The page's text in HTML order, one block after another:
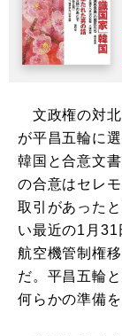
文政権の対北
が平昌五輪に
韓国と合意文
の合意はセレ
取引があった
い最近の1月31
航空機管制権
だ。平昌五輪
何らかの準備